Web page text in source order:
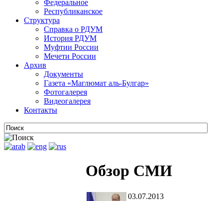
Федеральное
Республиканское
Структура
Справка о РДУМ
История РДУМ
Муфтии России
Мечети России
Архив
Документы
Газета «Маглюмат аль-Булгар»
Фотогалерея
Видеогалерея
Контакты
Обзор СМИ
03.07.2013